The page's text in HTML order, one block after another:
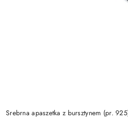
Srebrna apaszetka z bursztynem (pr.